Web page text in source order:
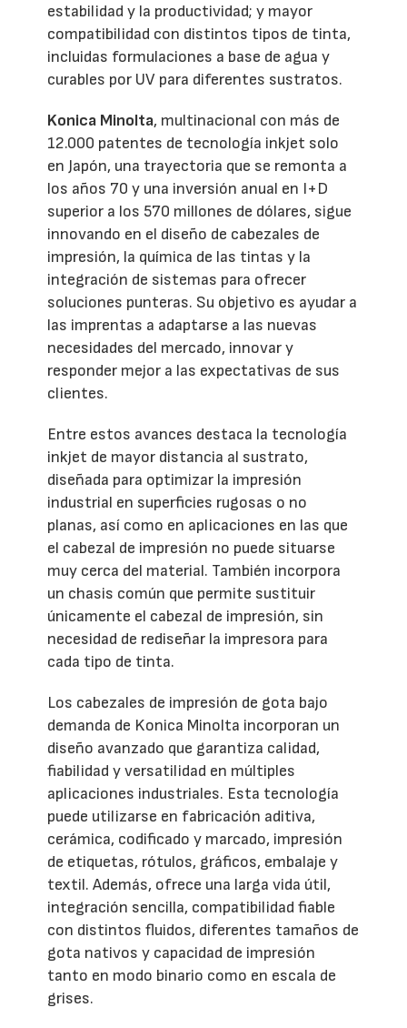
estabilidad y la productividad; y mayor
compatibilidad con distintos tipos de tinta,
incluidas formulaciones a base de agua y
curables por UV para diferentes sustratos.
Konica Minolta, multinacional con más de
12.000 patentes de tecnología inkjet solo
en Japón, una trayectoria que se remonta a
los años 70 y una inversión anual en I+D
superior a los 570 millones de dólares, sigue
innovando en el diseño de cabezales de
impresión, la química de las tintas y la
integración de sistemas para ofrecer
soluciones punteras. Su objetivo es ayudar a
las imprentas a adaptarse a las nuevas
necesidades del mercado, innovar y
responder mejor a las expectativas de sus
clientes.
Entre estos avances destaca la tecnología
inkjet de mayor distancia al sustrato,
diseñada para optimizar la impresión
industrial en superficies rugosas o no
planas, así como en aplicaciones en las que
el cabezal de impresión no puede situarse
muy cerca del material. También incorpora
un chasis común que permite sustituir
únicamente el cabezal de impresión, sin
necesidad de rediseñar la impresora para
cada tipo de tinta.
Los cabezales de impresión de gota bajo
demanda de Konica Minolta incorporan un
diseño avanzado que garantiza calidad,
fiabilidad y versatilidad en múltiples
aplicaciones industriales. Esta tecnología
puede utilizarse en fabricación aditiva,
cerámica, codificado y marcado, impresión
de etiquetas, rótulos, gráficos, embalaje y
textil. Además, ofrece una larga vida útil,
integración sencilla, compatibilidad fiable
con distintos fluidos, diferentes tamaños de
gota nativos y capacidad de impresión
tanto en modo binario como en escala de
grises.